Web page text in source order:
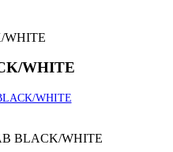
WHITE
WHITE